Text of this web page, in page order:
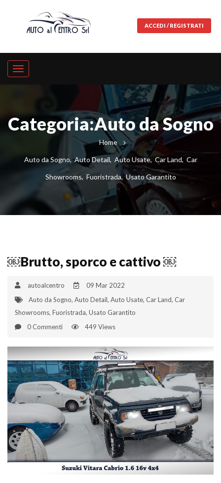
ACCEDI / REGISTRATI
Categoria:Auto da Sogno
Home
Auto da Sogno,Auto Detail, Auto Usate, Car Land, Car
Showrooms, Fuoristrada,Usato Garantito
￼Brutto, sporco e cattivo ￼
autoalcentro
09 Mar 2022
Auto da Sogno, Auto Detail, Auto Usate, Car Land, Car
Showrooms, Fuoristrada, Usato Garantito
0 Commenti
449 Views